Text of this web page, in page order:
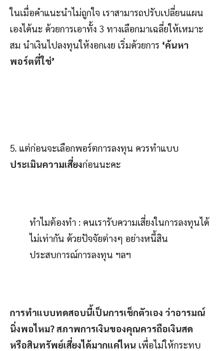
ในเมื่อคำแนะนำไม่ถูกใจ เราสามารถปรับเปลี่ยนแผน
เองได้นะ ด้วยการเอาทั้ง 3 ทางเลือกมาเฉลี่ยให้เหมาะ
สม นำเงินไปลงทุนให้งอกเงย เริ่มด้วยการ ‘ค้นหา
พอร์ตที่ใช่’
5. แต่ก่อนจะเลือกพอร์ตการลงทุน ควรทำแบบ
ประเมินความเสี่ยงก่อนนะคะ
ทำไมต้องทำ : คนเรารับความเสี่ยงในการลงทุนได้
ไม่เท่ากัน ด้วยปัจจัยต่างๆ อย่างหนี้สิน
ประสบการณ์การลงทุน ฯลฯ
การทำแบบทดสอบนี้เป็นการเช็กตัวเอง ว่าอารมณ์
นิ่งพอไหม? สภาพการเงินของคุณควรถือเงินสด
หรือสินทรัพย์เสี่ยงได้มากแค่ไหน เพื่อไม่ให้กระทบ